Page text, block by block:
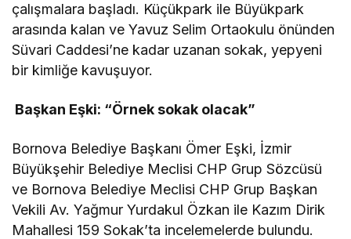
çalışmalara başladı. Küçükpark ile Büyükpark
arasında kalan ve Yavuz Selim Ortaokulu önünden
Süvari Caddesi’ne kadar uzanan sokak, yepyeni
bir kimliğe kavuşuyor.
Başkan Eşki: “Örnek sokak olacak”
Bornova Belediye Başkanı Ömer Eşki, İzmir
Büyükşehir Belediye Meclisi CHP Grup Sözcüsü
ve Bornova Belediye Meclisi CHP Grup Başkan
Vekili Av. Yağmur Yurdakul Özkan ile Kazım Dirik
Mahallesi 159 Sokak’ta incelemelerde bulundu.